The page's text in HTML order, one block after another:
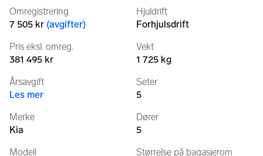
✔ Oppvarmet ratt
✔ Oppvarmede seter foran
✔ LED frontlykter
• Grått to-tone interiør
• Komfortable seter med god støtte
• Oppvarmede seter foran og bak.
• Oppvarmet ratt
• Automatisk klimaanlegg
Omregistrering
7 505 kr (avgifter)
Pris eksl. omreg.
381 495 kr
Årsavgift
Les mer
Merke
Kia
Modell
Hjuldrift
Forhjulsdrift
Vekt
1 725 kg
Seter
5
Dører
5
Størrelse på bagasjerom